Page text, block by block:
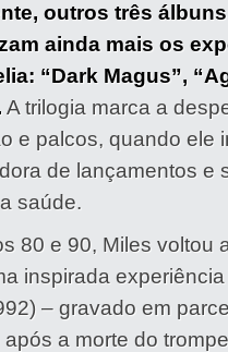
outros três
ainda mais os
“Dark Magus”,
A trilogia marca a
e palcos, quando ele
de lançamentos e
saúde.
80 e 90, Miles voltou
inspirada
– gravado em
após a morte do